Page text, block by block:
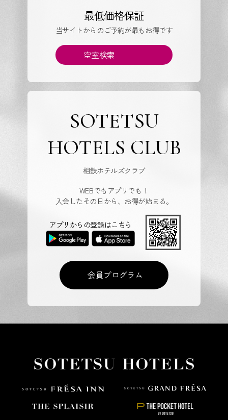
最低価格保証
当サイトからのご予約が最もお得です
空室検索
SOTETSU
HOTELS CLUB
相鉄ホテルズクラブ
WEBでもアプリでも！
入会したその日から、お得が始まる。
会員プログラム
アプリからの登録はこちら